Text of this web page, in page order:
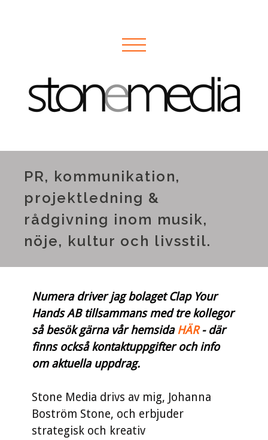
PR, kommunikation,
projektledning &
rådgivning inom musik,
nöje, kultur och livsstil.
Numera driver jag bolaget Clap Your
Hands AB tillsammans med tre kollegor
så besök gärna vår hemsidaHÄR- där
finns också kontaktuppgifter och info
om aktuella uppdrag.
Stone Media drivs av mig, Johanna
Boström Stone, och erbjuder
strategisk och kreativ